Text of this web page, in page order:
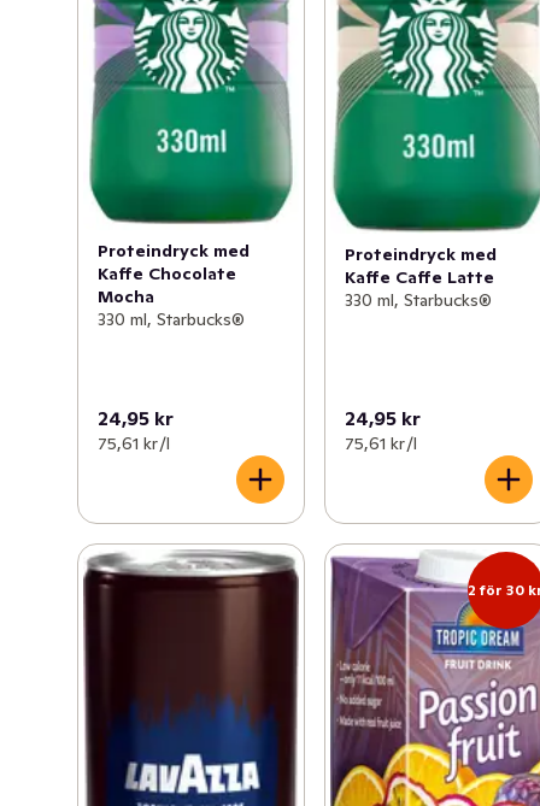
Proteindryck med
Kaffe Chocolate
Mocha
330 ml, Starbucks®
24,95 kr
75,61 kr /l
Proteindryck med
Kaffe Caffe Latte
330 ml, Starbucks®
24,95 kr
75,61 kr /l
2 för 30